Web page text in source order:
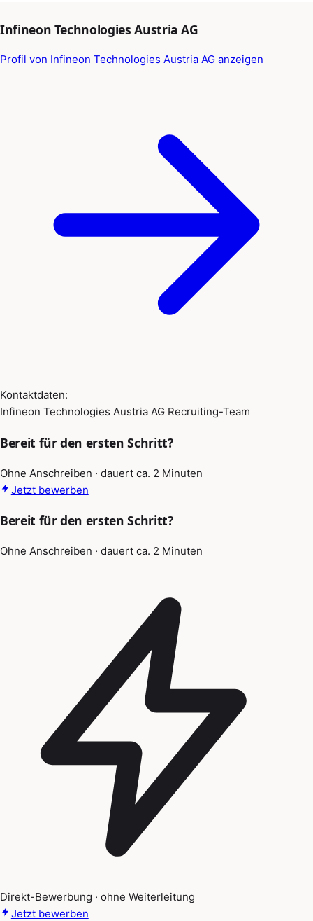
Infineon Technologies Austria AG
Profil von Infineon Technologies Austria AG anzeigen
Kontaktdaten:
Infineon Technologies Austria AG Recruiting-Team
Bereit für den ersten Schritt?
Ohne Anschreiben · dauert ca. 2 Minuten
Jetzt bewerben
Bereit für den ersten Schritt?
Ohne Anschreiben · dauert ca. 2 Minuten
Direkt-Bewerbung · ohne Weiterleitung
Jetzt bewerben